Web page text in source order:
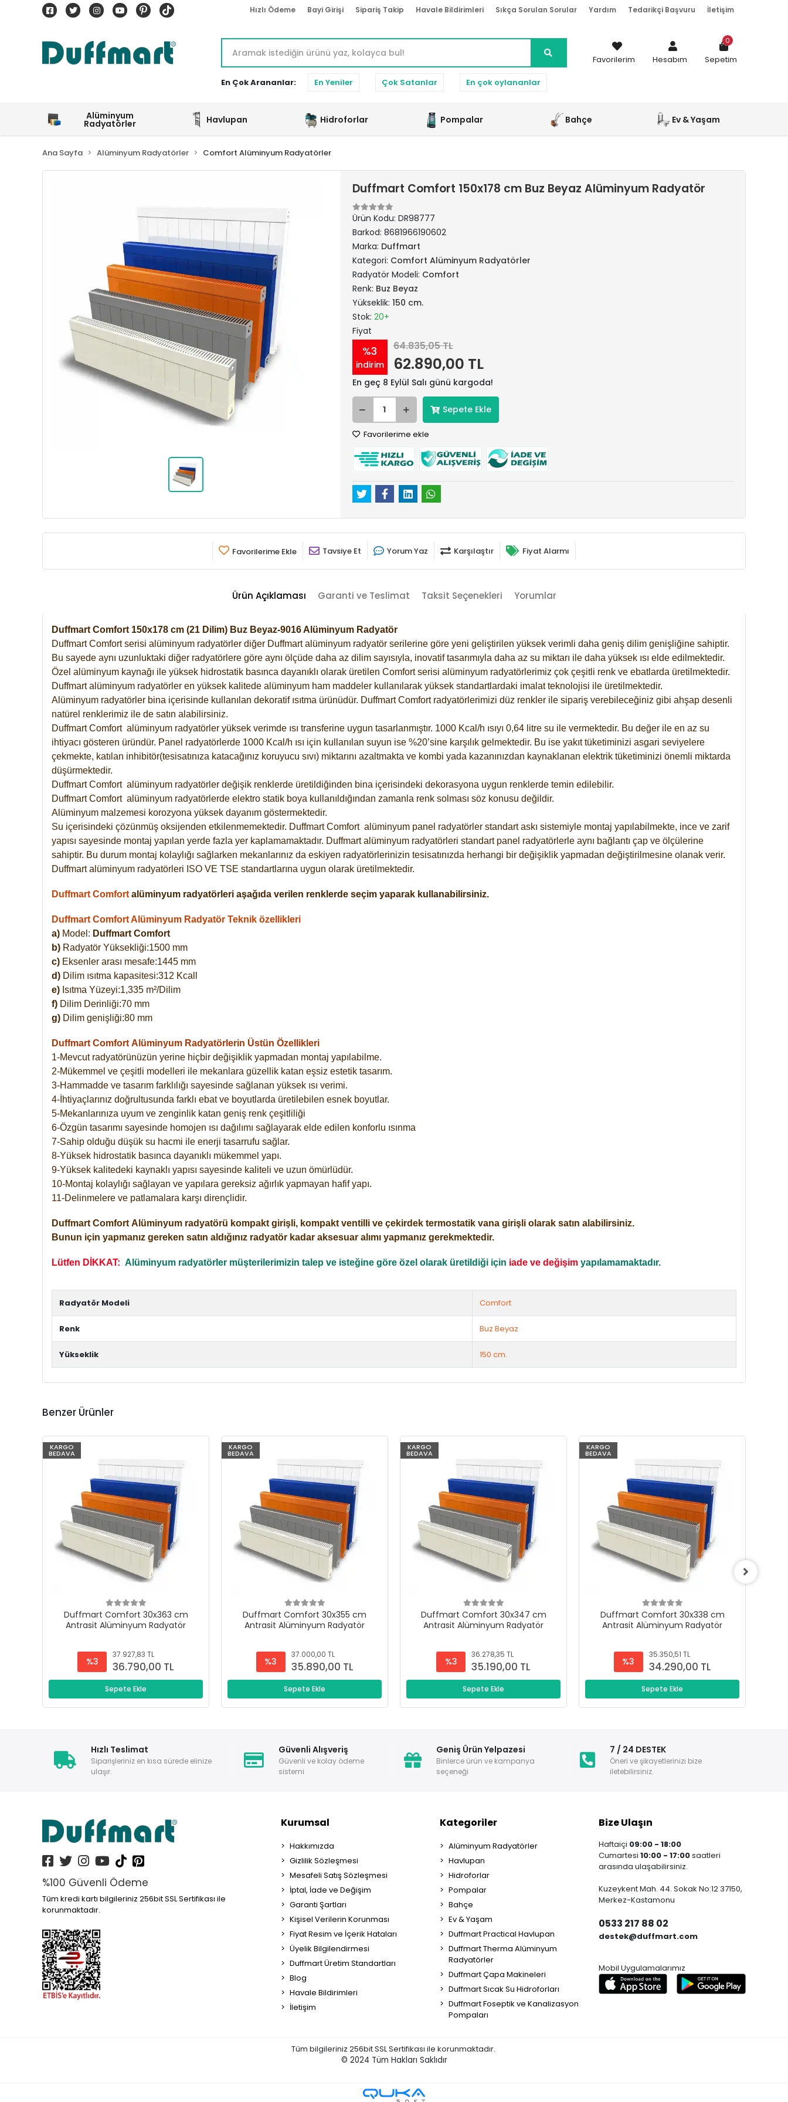
Hızlı Ödeme Bayi Girişi Sipariş Takip Havale Bildirimleri Sıkça Sorulan Sorular Yardım Tedarikçi Başvuru İletişim
En Çok Arananlar: En Yeniler Çok Satanlar En çok oylananlar
Favorilerim Hesabım Sepetim
0
Alüminyum
Radyatörler Havlupan Hidroforlar Pompalar Bahçe Ev & Yaşam
Ana Sayfa Alüminyum Radyatörler Comfort Alüminyum Radyatörler
Duffmart Comfort 150x178 cm Buz Beyaz Alüminyum Radyatör
Ürün Kodu: DR98777
Barkod: 8681966190602
Marka: Duffmart
Kategori: Comfort Alüminyum Radyatörler
Radyatör Modeli: Comfort
Renk: Buz Beyaz
Yükseklik: 150 cm.
Stok: 20+
Fiyat
%3
indirim
64.835,05 TL
62.890,00 TL
En geç 8 Eylül Salı günü kargoda!
Sepete Ekle
Favorilerime ekle
Favorilerime Ekle Tavsiye Et Yorum Yaz Karşılaştır Fiyat Alarmı
Ürün Açıklaması Garanti ve Teslimat Taksit Seçenekleri Yorumlar
Duffmart Comfort 150x178 cm (21 Dilim) Buz Beyaz-9016 Alüminyum Radyatör
Duffmart Comfort serisi alüminyum radyatörler diğer Duffmart alüminyum radyatör serilerine göre yeni geliştirilen yüksek verimli daha geniş dilim genişliğine sahiptir.
Bu sayede aynı uzunluktaki diğer radyatörlere göre aynı ölçüde daha az dilim sayısıyla, inovatif tasarımıyla daha az su miktarı ile daha yüksek ısı elde edilmektedir.
Özel alüminyum kaynağı ile yüksek hidrostatik basınca dayanıklı olarak üretilen Comfort serisi alüminyum radyatörlerimiz çok çeşitli renk ve ebatlarda üretilmektedir.
Duffmart alüminyum radyatörler en yüksek kalitede alüminyum ham maddeler kullanılarak yüksek standartlardaki imalat teknolojisi ile üretilmektedir.
Alüminyum radyatörler bina içerisinde kullanılan dekoratif ısıtma ürünüdür. Duffmart Comfort radyatörlerimizi düz renkler ile sipariş verebileceğiniz gibi ahşap desenli
natürel renklerimiz ile de satın alabilirsiniz.
Duffmart Comfort alüminyum radyatörler yüksek verimde ısı transferine uygun tasarlanmıştır. 1000 Kcal/h ısıyı 0,64 litre su ile vermektedir. Bu değer ile en az su
ihtiyacı gösteren üründür. Panel radyatörlerde 1000 Kcal/h ısı için kullanılan suyun ise %20’sine karşılık gelmektedir. Bu ise yakıt tüketiminizi asgari seviyelere
çekmekte, katılan inhibitör(tesisatınıza katacağınız koruyucu sıvı) miktarını azaltmakta ve kombi yada kazanınızdan kaynaklanan elektrik tüketiminizi önemli miktarda
düşürmektedir.
Duffmart Comfort alüminyum radyatörler değişik renklerde üretildiğinden bina içerisindeki dekorasyona uygun renklerde temin edilebilir.
DuffmartComfort alüminyum radyatörlerde elektro statik boya kullanıldığından zamanla renk solması söz konusu değildir.
Alüminyum malzemesi korozyona yüksek dayanım göstermektedir.
Su içerisindeki çözünmüş oksijenden etkilenmemektedir. DuffmartComfort alüminyum panel radyatörler standart askı sistemiyle montaj yapılabilmekte, ince ve zarif
yapısı sayesinde montaj yapılan yerde fazla yer kaplamamaktadır. Duffmart alüminyum radyatörleri standart panel radyatörlerle aynı bağlantı çap ve ölçülerine
sahiptir. Bu durum montaj kolaylığı sağlarken mekanlarınız da eskiyen radyatörlerinizin tesisatınızda herhangi bir değişiklik yapmadan değiştirilmesine olanak verir.
Duffmart alüminyum radyatörleri ISO VE TSE standartlarına uygun olarak üretilmektedir.
Duffmart Comfort alüminyum radyatörleri aşağıda verilen renklerde seçim yaparak kullanabilirsiniz.
Duffmart Comfort Alüminyum Radyatör Teknik özellikleri
a) Model: Duffmart Comfort
b) Radyatör Yüksekliği:1500 mm
c) Eksenler arası mesafe:1445 mm
d) Dilim ısıtma kapasitesi:312 Kcall
e) Isıtma Yüzeyi:1,335 m²/Dilim
f) Dilim Derinliği:70 mm
g) Dilim genişliği:80 mm
Duffmart Comfort Alüminyum Radyatörlerin Üstün Özellikleri
1-Mevcut radyatörünüzün yerine hiçbir değişiklik yapmadan montaj yapılabilme.
2-Mükemmel ve çeşitli modelleri ile mekanlara güzellik katan eşsiz estetik tasarım.
3-Hammadde ve tasarım farklılığı sayesinde sağlanan yüksek ısı verimi.
4-İhtiyaçlarınız doğrultusunda farklı ebat ve boyutlarda üretilebilen esnek boyutlar.
5-Mekanlarınıza uyum ve zenginlik katan geniş renk çeşitliliği
6-Özgün tasarımı sayesinde homojen ısı dağılımı sağlayarak elde edilen konforlu ısınma
7-Sahip olduğu düşük su hacmi ile enerji tasarrufu sağlar.
8-Yüksek hidrostatik basınca dayanıklı mükemmel yapı.
9-Yüksek kalitedeki kaynaklı yapısı sayesinde kaliteli ve uzun ömürlüdür.
10-Montaj kolaylığı sağlayan ve yapılara gereksiz ağırlık yapmayan hafif yapı.
11-Delinmelere ve patlamalara karşı dirençlidir.
Duffmart Comfort Alüminyum radyatörü kompakt girişli, kompakt ventilli ve çekirdek termostatik vana girişli olarak satın alabilirsiniz.
Bunun için yapmanız gereken satın aldığınız radyatör kadar aksesuar alımı yapmanız gerekmektedir.
Lütfen DİKKAT: Alüminyum radyatörler müşterilerimizin talep ve isteğine göre özel olarak üretildiği için iade ve değişim yapılamamaktadır.
Radyatör Modeli Comfort
Renk Buz Beyaz
Yükseklik 150 cm.
Benzer Ürünler
KARGO
BEDAVA
Duffmart Comfort 30x363 cm
Antrasit Alüminyum Radyatör
%3
37.927,83 TL
36.790,00 TL
Sepete Ekle
KARGO
BEDAVA
Duffmart Comfort 30x355 cm
Antrasit Alüminyum Radyatör
%3
37.000,00 TL
35.890,00 TL
Sepete Ekle
KARGO
BEDAVA
Duffmart Comfort 30x347 cm
Antrasit Alüminyum Radyatör
%3
36.278,35 TL
35.190,00 TL
Sepete Ekle
KARGO
BEDAVA
Duffmart Comfort 30x338 cm
Antrasit Alüminyum Radyatör
%3
35.350,51 TL
34.290,00 TL
Sepete Ekle
Hızlı Teslimat
Siparişleriniz en kısa sürede elinize
ulaşır.
Güvenli Alışveriş
Güvenli ve kolay ödeme
sistemi
Geniş Ürün Yelpazesi
Binlerce ürün ve kampanya
seçeneği
7 / 24 DESTEK
Öneri ve şikayetlerinizi bize
iletebilirsiniz.
%100 Güvenli Ödeme
Tüm kredi kartı bilgileriniz 256bit SSL Sertifikası ile
korunmaktadır.
Kurumsal
Hakkımızda
Gizlilik Sözleşmesi
Mesafeli Satış Sözleşmesi
İptal, İade ve Değişim
Garanti Şartları
Kişisel Verilerin Korunması
Fiyat Resim ve İçerik Hataları
Üyelik Bilgilendirmesi
Duffmart Üretim Standartları
Blog
Havale Bildirimleri
İletişim
Kategoriler
Alüminyum Radyatörler
Havlupan
Hidroforlar
Pompalar
Bahçe
Ev & Yaşam
Duffmart Practical Havlupan
Duffmart Therma Alüminyum
Radyatörler
Duffmart Çapa Makineleri
Duffmart Sıcak Su Hidroforları
Duffmart Foseptik ve Kanalizasyon
Pompaları
Bize Ulaşın
Haftaiçi 09:00 - 18:00
Cumartesi 10:00 - 17:00saatleri
arasında ulaşabilirsiniz.
Kuzeykent Mah. 44. Sokak No:12 37150,
Merkez-Kastamonu
0533 217 88 02
destek@duffmart.com
Mobil Uygulamalarımız
Tüm bilgileriniz 256bit SSL Sertifikası ile korunmaktadır.
© 2024 Tüm Hakları Saklıdır